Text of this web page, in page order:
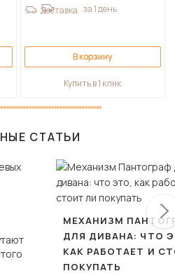
Доставка за 1 день
В корзину
Купить в 1 клик
СТАТЬИ
МЕХАНИЗМ
ДЛЯ ДИВАНА: ЧТО
КАК РАБОТАЕТ И
ПОКУПАТЬ